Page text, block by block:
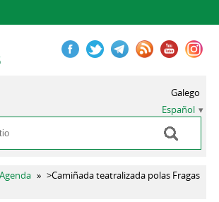
de búsqueda
Galego
Español
aquí
Agenda » >Camiñada teatralizada polas Fragas